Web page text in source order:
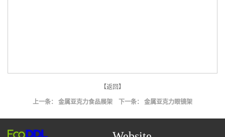
【返回】
上一条： 金属亚克力食品展架 下一条： 金属亚克力眼镜架